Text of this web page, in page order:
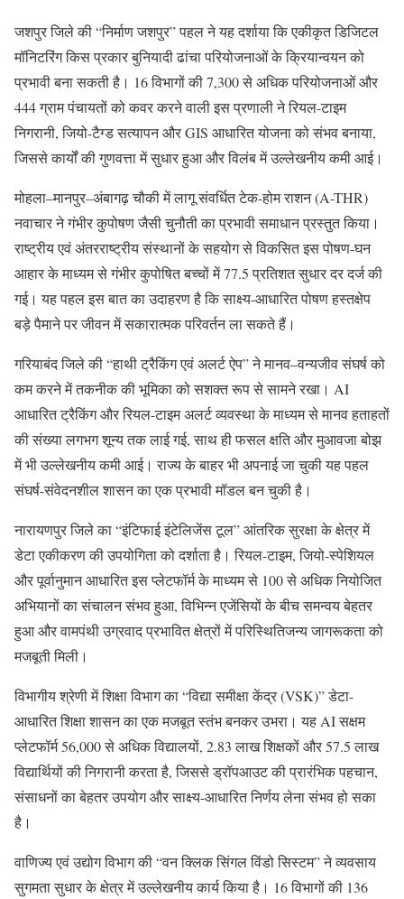
जशपुर जिले की “निर्माण जशपुर” पहल ने यह दर्शाया कि एकीकृत डिजिटल
मॉनिटरिंग किस प्रकार बुनियादी ढांचा परियोजनाओं के क्रियान्वयन को
प्रभावी बना सकती है। 16 विभागों की 7,300 से अधिक परियोजनाओं और
444 ग्राम पंचायतों को कवर करने वाली इस प्रणाली ने रियल-टाइम
निगरानी, जियो-टैग्ड सत्यापन और GIS आधारित योजना को संभव बनाया,
जिससे कार्यों की गुणवत्ता में सुधार हुआ और विलंब में उल्लेखनीय कमी आई।
मोहला–मानपुर–अंबागढ़ चौकी में लागू संवर्धित टेक-होम राशन (A-THR)
नवाचार ने गंभीर कुपोषण जैसी चुनौती का प्रभावी समाधान प्रस्तुत किया।
राष्ट्रीय एवं अंतरराष्ट्रीय संस्थानों के सहयोग से विकसित इस पोषण-घन
आहार के माध्यम से गंभीर कुपोषित बच्चों में 77.5 प्रतिशत सुधार दर दर्ज की
गई। यह पहल इस बात का उदाहरण है कि साक्ष्य-आधारित पोषण हस्तक्षेप
बड़े पैमाने पर जीवन में सकारात्मक परिवर्तन ला सकते हैं।
गरियाबंद जिले की “हाथी ट्रैकिंग एवं अलर्ट ऐप” ने मानव–वन्यजीव संघर्ष को
कम करने में तकनीक की भूमिका को सशक्त रूप से सामने रखा। AI
आधारित ट्रैकिंग और रियल-टाइम अलर्ट व्यवस्था के माध्यम से मानव हताहतों
की संख्या लगभग शून्य तक लाई गई, साथ ही फसल क्षति और मुआवजा बोझ
में भी उल्लेखनीय कमी आई। राज्य के बाहर भी अपनाई जा चुकी यह पहल
संघर्ष-संवेदनशील शासन का एक प्रभावी मॉडल बन चुकी है।
नारायणपुर जिले का “इंटिफाई इंटेलिजेंस टूल” आंतरिक सुरक्षा के क्षेत्र में
डेटा एकीकरण की उपयोगिता को दर्शाता है। रियल-टाइम, जियो-स्पेशियल
और पूर्वानुमान आधारित इस प्लेटफॉर्म के माध्यम से 100 से अधिक नियोजित
अभियानों का संचालन संभव हुआ, विभिन्न एजेंसियों के बीच समन्वय बेहतर
हुआ और वामपंथी उग्रवाद प्रभावित क्षेत्रों में परिस्थितिजन्य जागरूकता को
मजबूती मिली।
विभागीय श्रेणी में शिक्षा विभाग का “विद्या समीक्षा केंद्र (VSK)” डेटा-
आधारित शिक्षा शासन का एक मजबूत स्तंभ बनकर उभरा। यह AI सक्षम
प्लेटफॉर्म 56,000 से अधिक विद्यालयों, 2.83 लाख शिक्षकों और 57.5 लाख
विद्यार्थियों की निगरानी करता है, जिससे ड्रॉपआउट की प्रारंभिक पहचान,
संसाधनों का बेहतर उपयोग और साक्ष्य-आधारित निर्णय लेना संभव हो सका
है।
वाणिज्य एवं उद्योग विभाग की “वन क्लिक सिंगल विंडो सिस्टम” ने व्यवसाय
सुगमता सुधार के क्षेत्र में उल्लेखनीय कार्य किया है। 16 विभागों की 136